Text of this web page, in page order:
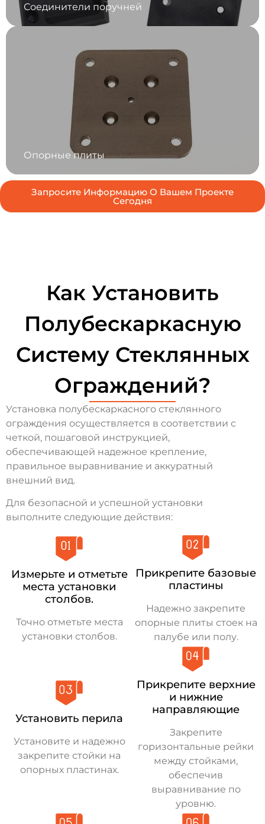
Соединители поручней
Опорные плиты
Запросите Информацию О Вашем Проекте
Сегодня
Как Установить
Полубескаркасную
Систему Стеклянных
Ограждений?
Установка полубескаркасного стеклянного
ограждения осуществляется в соответствии с
четкой, пошаговой инструкцией,
обеспечивающей надежное крепление,
правильное выравнивание и аккуратный
внешний вид.
Для безопасной и успешной установки
выполните следующие действия:
Измерьте и отметьте
места установки
столбов.
Точно отметьте места
установки столбов.
Прикрепите базовые
пластины
Надежно закрепите
опорные плиты стоек на
палубе или полу.
Установить перила
Установите и надежно
закрепите стойки на
опорных пластинах.
Прикрепите верхние
и нижние
направляющие
Закрепите
горизонтальные рейки
между стойками,
обеспечив
выравнивание по
уровню.